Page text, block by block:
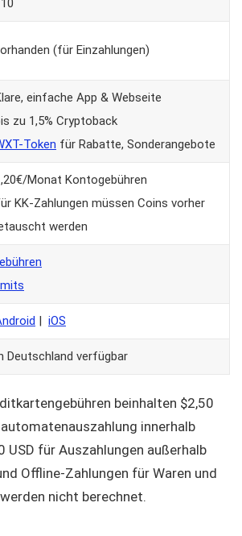
(für Einzahlungen)
einfache App & Webseite
zu 1,5% Cryptoback
Token für Rabatte, Sonderangebote
Monat Kontogebühren
KK-Zahlungen müssen Coins vorher
werden
| iOS
Deutschland verfügbar
beinhalten $2,50
innerhalb
USD für Auszahlungen außerhalb
Offline-Zahlungen für Waren und
nicht berechnet.